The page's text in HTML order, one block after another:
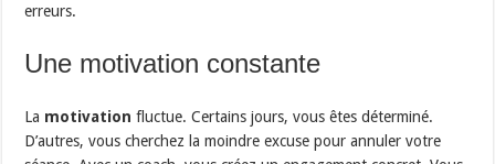
erreurs.
Une motivation constante
La motivation fluctue. Certains jours, vous êtes déterminé.
D’autres, vous cherchez la moindre excuse pour annuler votre